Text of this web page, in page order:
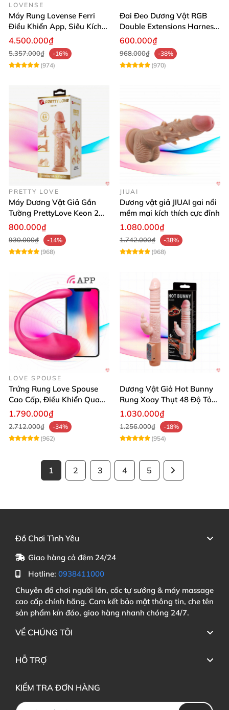
LOVENSE
Máy Rung Lovense Ferri
Điều Khiển App, Siêu Kích
Thích, An Toàn
4.500.000₫
5.357.000₫
-16%
(974)
Đai Đeo Dương Vật RGB
Double Extensions Harness
Hấp Dẫn Đầy Cảm Xúc
600.000₫
968.000₫
-38%
(970)
PRETTY LOVE
Máy Dương Vật Giả Gắn
Tường PrettyLove Keon 2
Lớp Da Siêu Thật
800.000₫
930.000₫
-14%
(968)
JIUAI
Dương vật giả JIUAI gai nổi
mềm mại kích thích cực đỉnh
1.080.000₫
1.742.000₫
-38%
(968)
LOVE SPOUSE
Trứng Rung Love Spouse
Cao Cấp, Điều Khiển Qua
App, Tình Yêu Sôi Động
1.790.000₫
2.712.000₫
-34%
(962)
Dương Vật Giả Hot Bunny
Rung Xoay Thụt 48 Độ Tỏa
Nhiệt
1.030.000₫
1.256.000₫
-18%
(954)
1 2 3 4 5
Đồ Chơi Tình Yêu
Giao hàng cả đêm 24/24
Hotline: 0938411000
Chuyên đồ chơi người lớn, cốc tự sướng & máy massage
cao cấp chính hãng. Cam kết bảo mật thông tin, che tên
sản phẩm kín đáo, giao hàng nhanh chóng 24/7.
VỀ CHÚNG TÔI
HỖ TRỢ
KIỂM TRA ĐƠN HÀNG